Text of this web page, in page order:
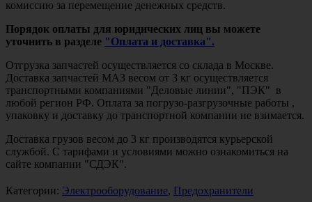
комиссию за перемещение денежных средств.
Порядок оплаты для юридических лиц вы можете
уточнить в разделе "Оплата и доставка".
Отгрузка запчастей осуществляется со склада в Москве.
Доставка запчастей МАЗ весом от 3 кг осуществляется
транспортными компаниями "Деловые линии", "ПЭК" в
любой регион РФ. Оплата за погрузо-разгрузочные работы ,
упаковку и доставку до транспортной компании не взимается.
Доставка грузов весом до 3 кг производятся курьерской
службой. С тарифами и условиями можно ознакомиться на
сайте компании "СДЭК".
Категории: Электрооборудование, Предохранители